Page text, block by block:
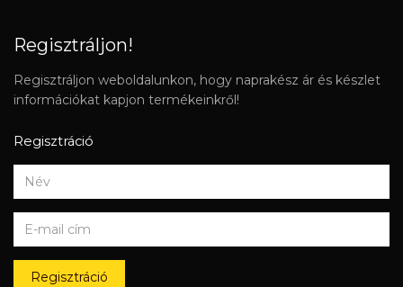
Regisztráljon!
Regisztráljon weboldalunkon, hogy naprakész ár és készlet
információkat kapjon termékeinkről!
Regisztráció
Regisztráció